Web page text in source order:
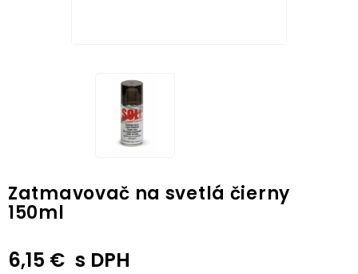
Zatmavovač na svetlá čierny
150ml
6,15 € s DPH